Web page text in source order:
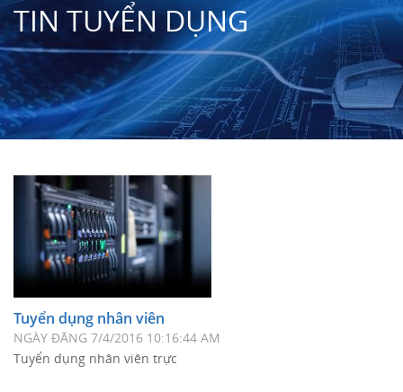
TIN TUYỂN DỤNG
Tuyển dụng nhân viên
NGÀY ĐĂNG 7/4/2016 10:16:44 AM
Tuyển dụng nhân viên trực